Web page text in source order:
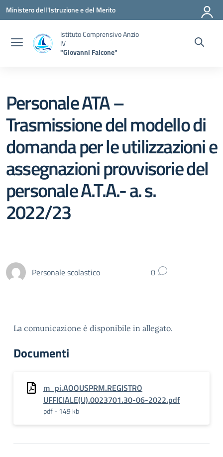
Vai ai contenuti
Vai al menu di navigazione
Vai al footer
Ministero dell'Istruzione e del Merito
Istituto Comprensivo Anzio
IV
"Giovanni Falcone"
Personale ATA –
Trasmissione del modello di
domanda per le utilizzazioni e
assegnazioni provvisorie del
personale A.T.A.- a. s.
2022/23
Personale scolastico 0
La comunicazione è disponibile in allegato.
Documenti
m_pi.AOOUSPRM.REGISTRO
UFFICIALE(U).0023701.30-06-2022.pdf
pdf - 149 kb